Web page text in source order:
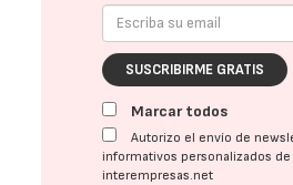
SUSCRIBIRME GRATIS
Marcar todos
Autorizo el envío de
informativos personalizados de
interempresas.net